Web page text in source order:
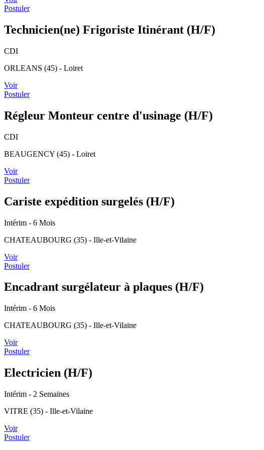
Postuler
Technicien(ne) Frigoriste Itinérant (H/F)
CDI
ORLEANS (45) - Loiret
Voir
Postuler
Régleur Monteur centre d'usinage (H/F)
CDI
BEAUGENCY (45) - Loiret
Voir
Postuler
Cariste expédition surgelés (H/F)
Intérim - 6 Mois
CHATEAUBOURG (35) - Ille-et-Vilaine
Voir
Postuler
Encadrant surgélateur à plaques (H/F)
Intérim - 6 Mois
CHATEAUBOURG (35) - Ille-et-Vilaine
Voir
Postuler
Electricien (H/F)
Intérim - 2 Semaines
VITRE (35) - Ille-et-Vilaine
Voir
Postuler